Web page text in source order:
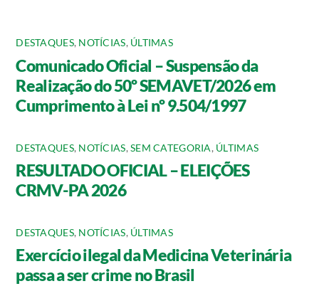
DESTAQUES, NOTÍCIAS, ÚLTIMAS
Comunicado Oficial – Suspensão da
Realização do 50º SEMAVET/2026 em
Cumprimento à Lei nº 9.504/1997
DESTAQUES, NOTÍCIAS,SEM CATEGORIA, ÚLTIMAS
RESULTADO OFICIAL – ELEIÇÕES
CRMV-PA 2026
DESTAQUES, NOTÍCIAS, ÚLTIMAS
Exercício ilegal da Medicina Veterinária
passa a ser crime no Brasil